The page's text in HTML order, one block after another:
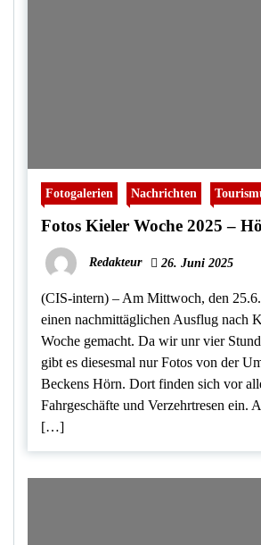
Fotogalerien Nachrichten
Fotos Kieler Woche 2025 –
Redakteur 26. Juni 2025
(CIS-intern) – Am Mittwoch, den
einen nachmittäglichen Ausflug nach
Woche gemacht. Da wir unr vier
gibt es diesesmal nur Fotos von der
Beckens Hörn. Dort finden sich vor
Fahrgeschäfte und Verzehrtresen ein.
[…]